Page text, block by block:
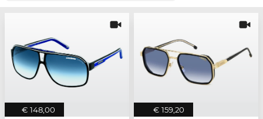
€ 148,00 € 159,20